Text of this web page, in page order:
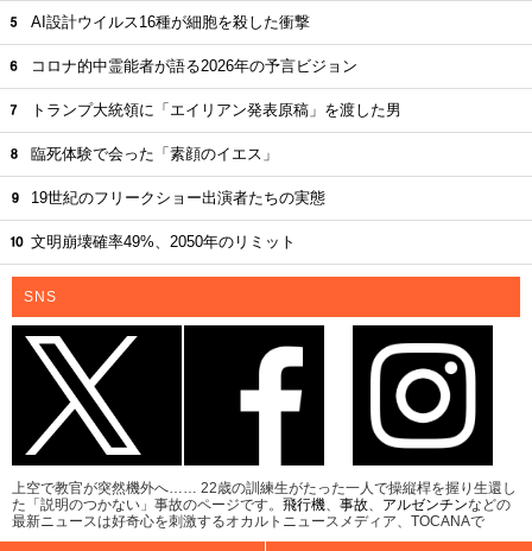
AI設計ウイルス16種が細胞を殺した衝撃
コロナ的中霊能者が語る2026年の予言ビジョン
トランプ大統領に「エイリアン発表原稿」を渡した男
臨死体験で会った「素顔のイエス」
19世紀のフリークショー出演者たちの実態
文明崩壊確率49%、2050年のリミット
SNS
上空で教官が突然機外へ…… 22歳の訓練生がたった一人で操縦桿を握り生還し
た「説明のつかない」事故のページです。 飛行機、 事故、 アルゼンチンなどの
最新ニュースは好奇心を刺激するオカルトニュースメディア、TOCANAで